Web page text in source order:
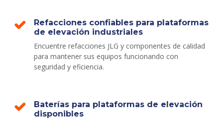
Refacciones confiables para plataformas
de elevación industriales
Encuentre refacciones JLG y componentes de calidad
para mantener sus equipos funcionando con
seguridad y eficiencia.
Baterías para plataformas de elevación
disponibles